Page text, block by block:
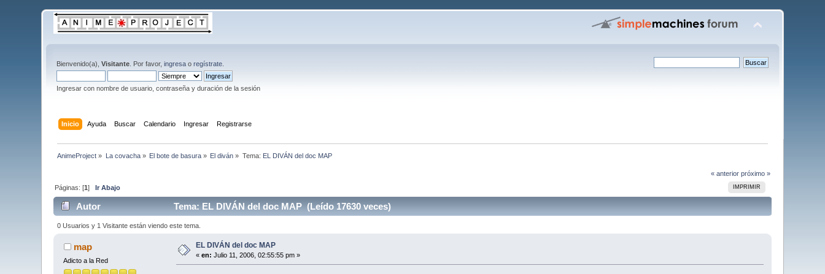
Bienvenido(a),Visitante . Por favor,ingresa oregístrate
Ingresar con nombre de usuario, contraseña y duración de la sesión
Inicio Ayuda Buscar Calendario Ingresar Registrarse
AnimeProject » La covacha» El bote de basura » El diván » Tema: EL DIVÁN del doc MAP
« anterior próximo »
IMPRIMIR
Páginas: [1]Ir Abajo
Autor Tema: EL DIVÁN del doc MAP (Leído 17630 veces)
0 Usuarios y 1 Visitante están viendo este tema.
map
Adicto a la Red
EL DIVÁN del doc MAP
«en: Julio 11, 2006, 02:55:55 pm »